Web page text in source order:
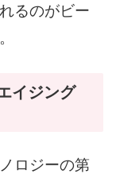
るのがビー
イジング
ロジーの第